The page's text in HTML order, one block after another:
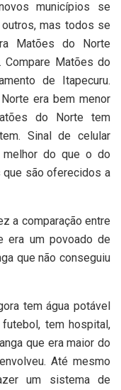
municípios se
mas todos se
Matões do Norte
Matões do
de Itapecuru.
era bem menor
do Norte tem
Sinal de celular
do que o do
que são oferecidos a
a comparação entre
era um povoado de
que não conseguiu
tem água potável
tem hospital,
que era maior do
Até mesmo
um sistema de